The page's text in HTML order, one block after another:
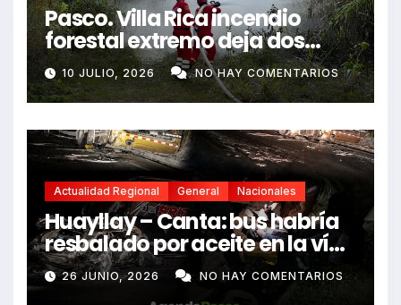
Pasco. Villa Rica incendio
forestal extremo deja dos
fallecidos y heridos
10 JULIO, 2026 NO HAY COMENTARIOS
Actualidad Regional General Nacionales
Huayllay – Canta: bus habría
resbalado por aceite en la vía
e impactó auto siniestrado
dejando dos fallecidos
26 JUNIO, 2026 NO HAY COMENTARIOS